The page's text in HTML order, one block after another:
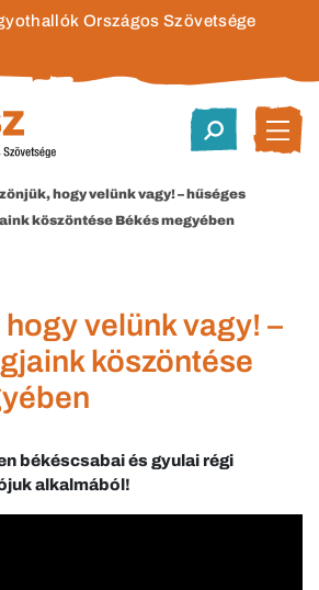
Országos Szövetsége
hogy velünk vagy! – hűséges
köszöntése Békés megyében
velünk vagy! –
köszöntése
békéscsabai és gyulai régi
alkalmából!